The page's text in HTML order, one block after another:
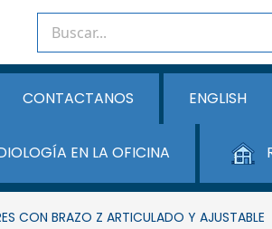
CONTACTANOS ENGLISH
EN LA OFICINA
CON BRAZO Z ARTICULADO Y AJUSTABLE